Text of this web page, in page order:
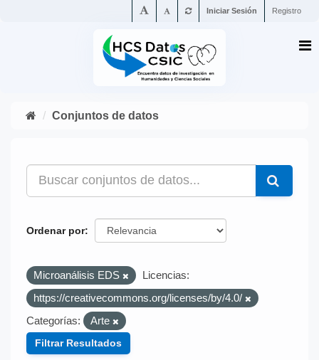
Iniciar Sesión Registro
Conjuntos de datos
Ordenar por
Microanálisis EDS
Licencias:
https://creativecommons.org/licenses/by/4.0/
Categorías:
Arte
Filtrar Resultados